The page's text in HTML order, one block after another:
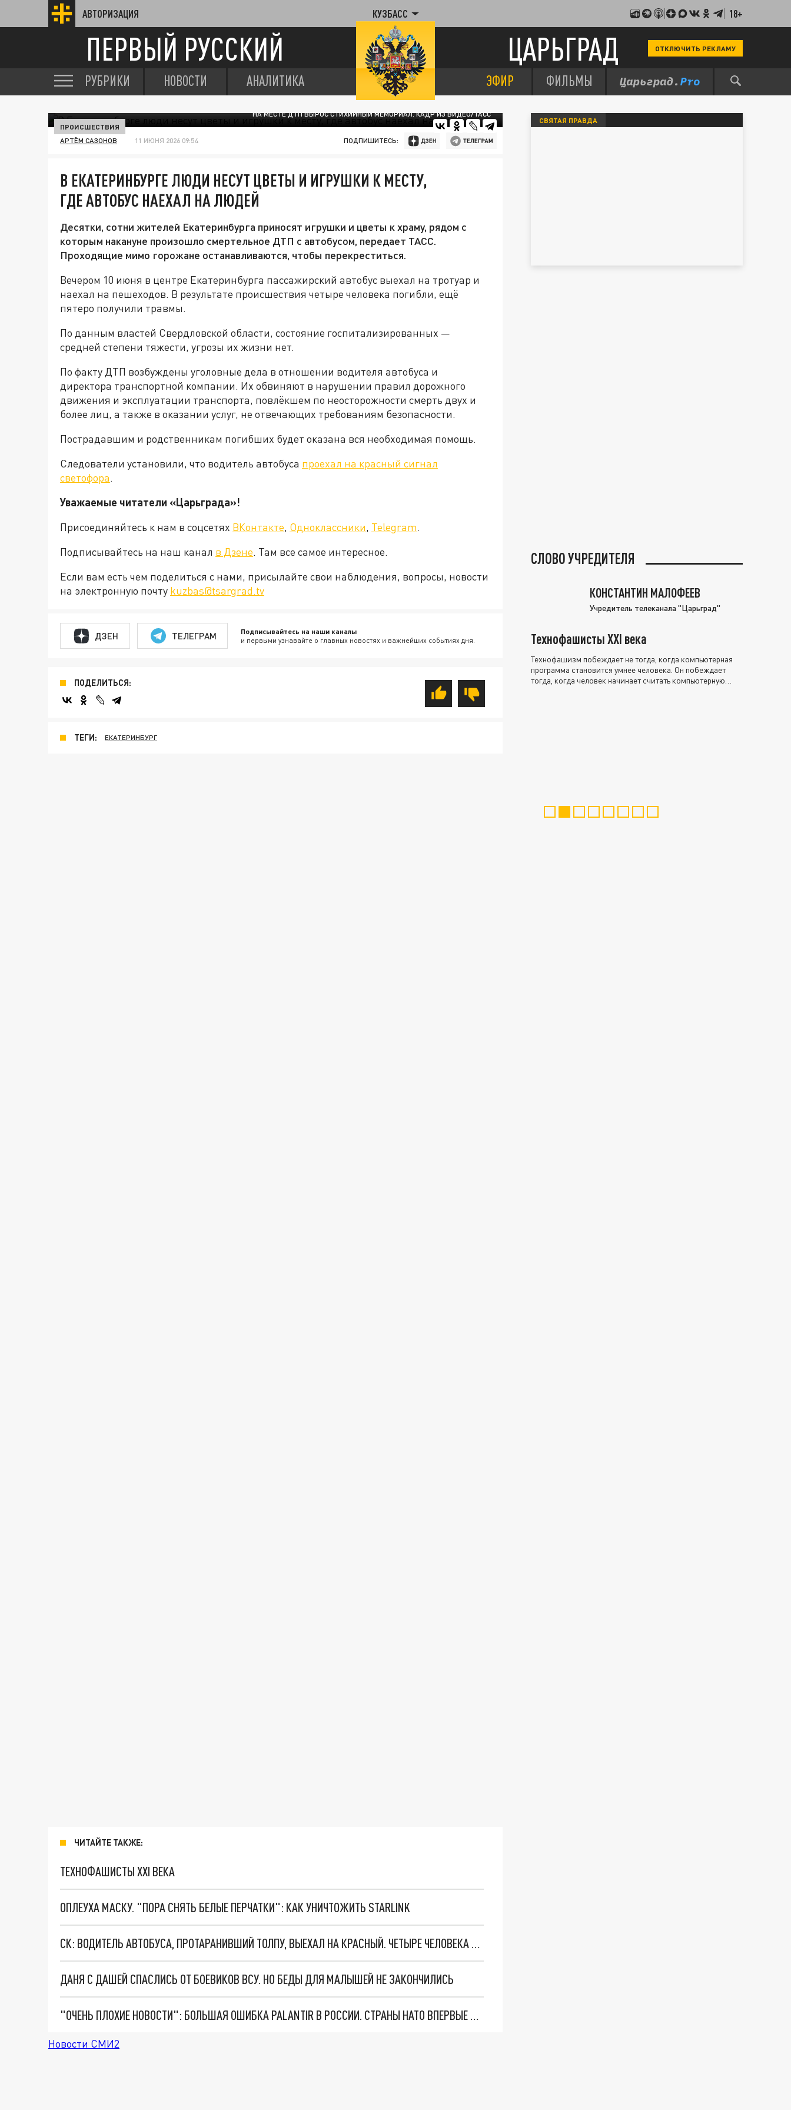
АВТОРИЗАЦИЯ КУЗБАСС 18+
ПЕРВЫЙ РУССКИЙ ЦАРЬГРАД ОТКЛЮЧИТЬ РЕКЛАМУ
РУБРИКИ НОВОСТИ АНАЛИТИКА ЭФИР ФИЛЬМЫ
НА МЕСТЕ ДТП ВЫРОС СТИХИЙНЫЙ МЕМОРИАЛ. КАДР ИЗ ВИДЕО/ТАСС
ПРОИСШЕСТВИЯ
АРТЁМ САЗОНОВ 11 ИЮНЯ 2026 09:54 ПОДПИШИТЕСЬ:
В ЕКАТЕРИНБУРГЕ ЛЮДИ НЕСУТ ЦВЕТЫ И ИГРУШКИ К МЕСТУ,
ГДЕ АВТОБУС НАЕХАЛ НА ЛЮДЕЙ
Десятки, сотни жителей Екатеринбурга приносят игрушки и цветы к храму, рядом с
которым накануне произошло смертельное ДТП с автобусом, передает ТАСС.
Проходящие мимо горожане останавливаются, чтобы перекреститься.
Вечером 10 июня в центре Екатеринбурга пассажирский автобус выехал на тротуар и
наехал на пешеходов. В результате происшествия четыре человека погибли, ещё
пятеро получили травмы.
По данным властей Свердловской области, состояние госпитализированных —
средней степени тяжести, угрозы их жизни нет.
По факту ДТП возбуждены уголовные дела в отношении водителя автобуса и
директора транспортной компании. Их обвиняют в нарушении правил дорожного
движения и эксплуатации транспорта, повлёкшем по неосторожности смерть двух и
более лиц, а также в оказании услуг, не отвечающих требованиям безопасности.
Пострадавшим и родственникам погибших будет оказана вся необходимая помощь.
Следователи установили, что водитель автобуса проехал на красный сигнал
светофора.
Уважаемые читатели «Царьграда»!
Присоединяйтесь к нам в соцсетях ВКонтакте, Одноклассники, Telegram.
Подписывайтесь на наш канал в Дзене. Там все самое интересное.
Если вам есть чем поделиться с нами, присылайте свои наблюдения, вопросы, новости
на электронную почту kuzbas@tsargrad.tv
ДЗЕН ТЕЛЕГРАМ Подписывайтесь на наши каналы
и первыми узнавайте о главных новостях и важнейших событиях дня.
ПОДЕЛИТЬСЯ:
ТЕГИ: ЕКАТЕРИНБУРГ
ЧИТАЙТЕ ТАКЖЕ:
ТЕХНОФАШИСТЫ XXI ВЕКА
ОПЛЕУХА МАСКУ. "ПОРА СНЯТЬ БЕЛЫЕ ПЕРЧАТКИ": КАК УНИЧТОЖИТЬ STARLINK
СК: ВОДИТЕЛЬ АВТОБУСА, ПРОТАРАНИВШИЙ ТОЛПУ, ВЫЕХАЛ НА КРАСНЫЙ. ЧЕТЫРЕ ЧЕЛОВЕКА ПОГИБЛИ
ДАНЯ С ДАШЕЙ СПАСЛИСЬ ОТ БОЕВИКОВ ВСУ. НО БЕДЫ ДЛЯ МАЛЫШЕЙ НЕ ЗАКОНЧИЛИСЬ
"ОЧЕНЬ ПЛОХИЕ НОВОСТИ": БОЛЬШАЯ ОШИБКА PALANTIR В РОССИИ. СТРАНЫ НАТО ВПЕРВЫЕ ЗА СВО ОСТАНОВИЛИ ПОСТАВКИ ОРУЖИЯ. ВСУ ТЕРЯЮТ ПРИГРАНИЧЬЕ?
Новости СМИ2
СВЯТАЯ ПРАВДА
СЛОВО УЧРЕДИТЕЛЯ
КОНСТАНТИН МАЛОФЕЕВ
Учредитель телеканала "Царьград"
Технофашисты XXI века
Технофашизм побеждает не тогда, когда компьютерная
программа становится умнее человека. Он побеждает
тогда, когда человек начинает считать компьютерную